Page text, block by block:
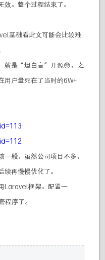
。整个过程结束了。
基础看此文可能会比较难
就是“坦白言”开源😳，之
用户量死在了当时的6W+
般，虽然公司项目不多，
再慢慢优化了。
Laravel框架。配置一
序了。